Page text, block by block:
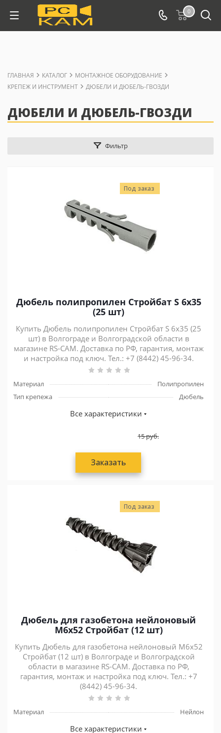
0
ГЛАВНАЯ КАТАЛОГ
МОНТАЖНОЕ ОБОРУДОВАНИЕ
КРЕПЕЖ И ИНСТРУМЕНТ
ДЮБЕЛИ И ДЮБЕЛЬ-ГВОЗДИ
ДЮБЕЛИ И ДЮБЕЛЬ-ГВОЗДИ
Фильтр
Под заказ
Дюбель полипропилен Стройбат S 6х35
(25 шт)
Купить Дюбель полипропилен Стройбат S 6х35 (25
шт) в Волгограде и Волгоградской области в
магазине RS-CAM. Доставка по РФ, гарантия, монтаж
и настройка под ключ. Тел.: +7 (8442) 45-96-34.
Материал
Полипропилен
Тип крепежа
Дюбель
Все характеристики
15руб.
Заказать
Под заказ
Дюбель для газобетона нейлоновый
M6x52 Стройбат (12 шт)
Купить Дюбель для газобетона нейлоновый M6x52
Стройбат (12 шт) в Волгограде и Волгоградской
области в магазине RS-CAM. Доставка по РФ,
гарантия, монтаж и настройка под ключ. Тел.: +7
(8442) 45-96-34.
Материал Нейлон
Все характеристики